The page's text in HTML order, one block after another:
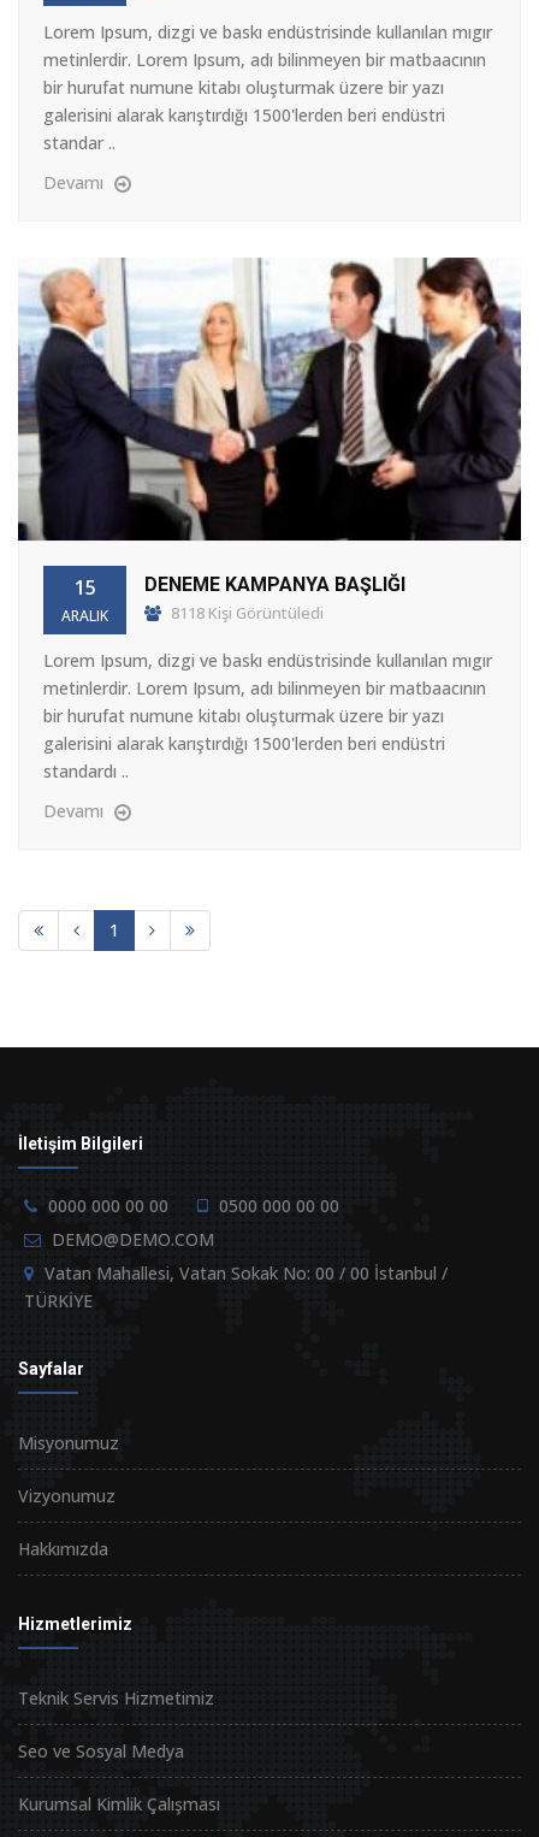
Lorem Ipsum, dizgi ve baskı endüstrisinde kullanılan mıgır
metinlerdir. Lorem Ipsum, adı bilinmeyen bir matbaacının
bir hurufat numune kitabı oluşturmak üzere bir yazı
galerisini alarak karıştırdığı 1500'lerden beri endüstri
standar ..
Devamı
15
ARALIK
DENEME KAMPANYA BAŞLIĞI
8118 Kişi Görüntüledi
Lorem Ipsum, dizgi ve baskı endüstrisinde kullanılan mıgır
metinlerdir. Lorem Ipsum, adı bilinmeyen bir matbaacının
bir hurufat numune kitabı oluşturmak üzere bir yazı
galerisini alarak karıştırdığı 1500'lerden beri endüstri
standardı ..
Devamı
1
İletişim Bilgileri
0000 000 00 00
0500 000 00 00
DEMO@DEMO.COM
Vatan Mahallesi, Vatan Sokak No: 00 / 00 İstanbul /
TÜRKİYE
Sayfalar
Misyonumuz
Vizyonumuz
Hakkımızda
Hizmetlerimiz
Teknik Servis Hizmetimiz
Seo ve Sosyal Medya
Kurumsal Kimlik Çalışması